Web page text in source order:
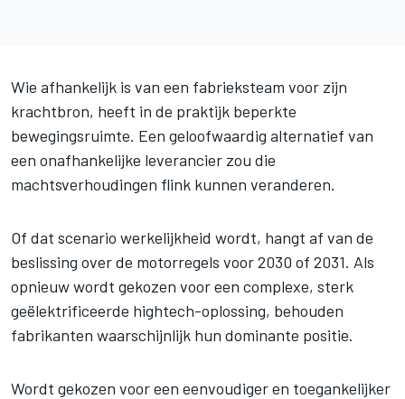
Wie afhankelijk is van een fabrieksteam voor zijn
krachtbron, heeft in de praktijk beperkte
bewegingsruimte. Een geloofwaardig alternatief van
een onafhankelijke leverancier zou die
machtsverhoudingen flink kunnen veranderen.
Of dat scenario werkelijkheid wordt, hangt af van de
beslissing over de motorregels voor 2030 of 2031. Als
opnieuw wordt gekozen voor een complexe, sterk
geëlektrificeerde hightech-oplossing, behouden
fabrikanten waarschijnlijk hun dominante positie.
Wordt gekozen voor een eenvoudiger en toegankelijker